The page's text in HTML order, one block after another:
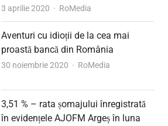
3 aprilie 2020 Author
RoMedia
Aventuri cu idioții de la cea mai
proastă bancă din România
30 noiembrie 2020 Author
RoMedia
3,51 % – rata șomajului înregistrată
în evidențele AJOFM Argeș în luna